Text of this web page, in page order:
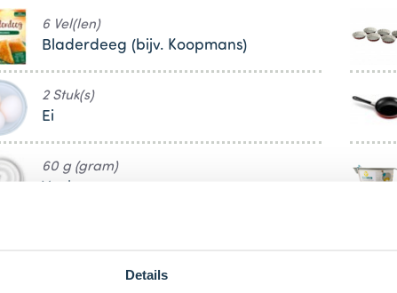
Details
6 Vel(len)
Bladerdeeg (bijv. Koopmans)
2 Stuk(s)
Ei
60 g (gram)